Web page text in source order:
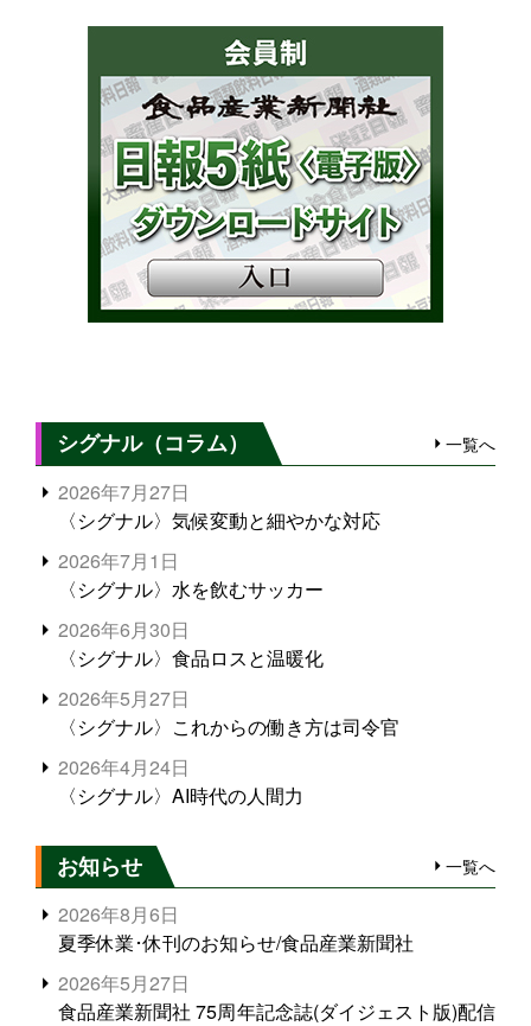
シグナル（コラム） 一覧へ
2026年7月27日
〈シグナル〉気候変動と細やかな対応
2026年7月1日
〈シグナル〉水を飲むサッカー
2026年6月30日
〈シグナル〉食品ロスと温暖化
2026年5月27日
〈シグナル〉これからの働き方は司令官
2026年4月24日
〈シグナル〉AI時代の人間力
お知らせ 一覧へ
2026年8月6日
夏季休業･休刊のお知らせ/食品産業新聞社
2026年5月27日
食品産業新聞社 75周年記念誌(ダイジェスト版)配信